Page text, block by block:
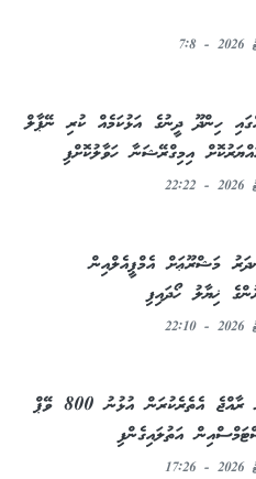
ހިންދޫ ދީނުގެ އަޅުކަމެއް ކުރި ނޭޕާލް
އިމިގްރޭޝަނާ ހަވާލުކޮށްފި
މަޝްރޫޢަށް އެމްޕީއެލްއިން
ޚިޔާލު ހޯދައިފި
ވައިގެ މަގުން ރާއްޖެ އެތެރެކުރަން އުޅުނު 800 ވޭޕް
އަތުލައިގެންފި